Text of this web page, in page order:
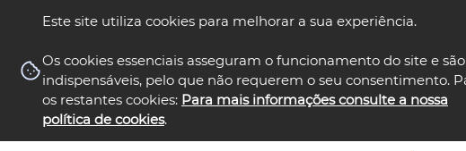
Este site utiliza cookies para melhorar a sua experiência.
Os cookies essenciais asseguram o funcionamento do site e são
indispensáveis, pelo que não requerem o seu consentimento.
os restantes cookies: Para mais informações consulte a nossa
política de cookies.